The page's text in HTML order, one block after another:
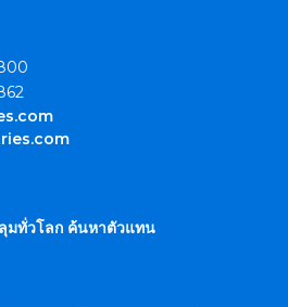
มทั่วโลก ค้นหาตัวแทน